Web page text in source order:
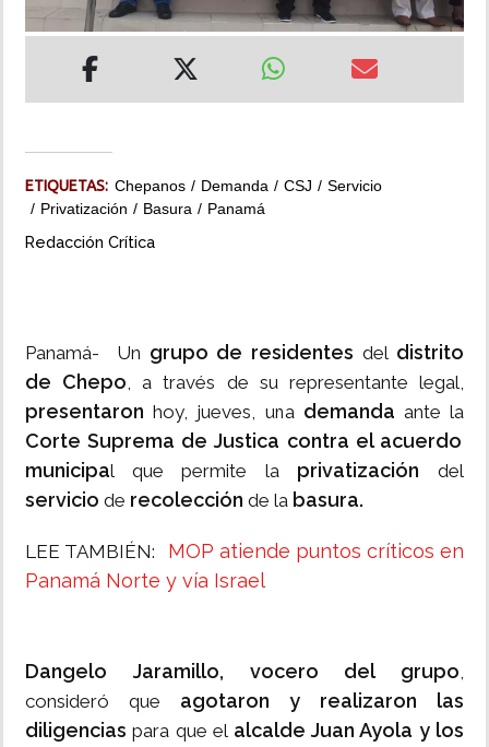
IMPRESO
ETIQUETAS: Chepanos Demanda CSJ
Servicio
Privatización
Basura Panamá
Redacción Crítica
Panamá- Un grupo de residentes del distrito
de Chepo, a través de su representante legal,
presentaron hoy, jueves, unademanda ante la
Corte Suprema de Justica contra el acuerdo
municipal que permite la privatizacióndel
servicio de recolección de la basura.
LEE TAMBIÉN: MOP atiende puntos críticos en
Panamá Norte y vía Israel
Dangelo Jaramillo, vocero del grupo,
consideró que agotaron y realizaron las
diligencias para que el alcalde Juan Ayola y los